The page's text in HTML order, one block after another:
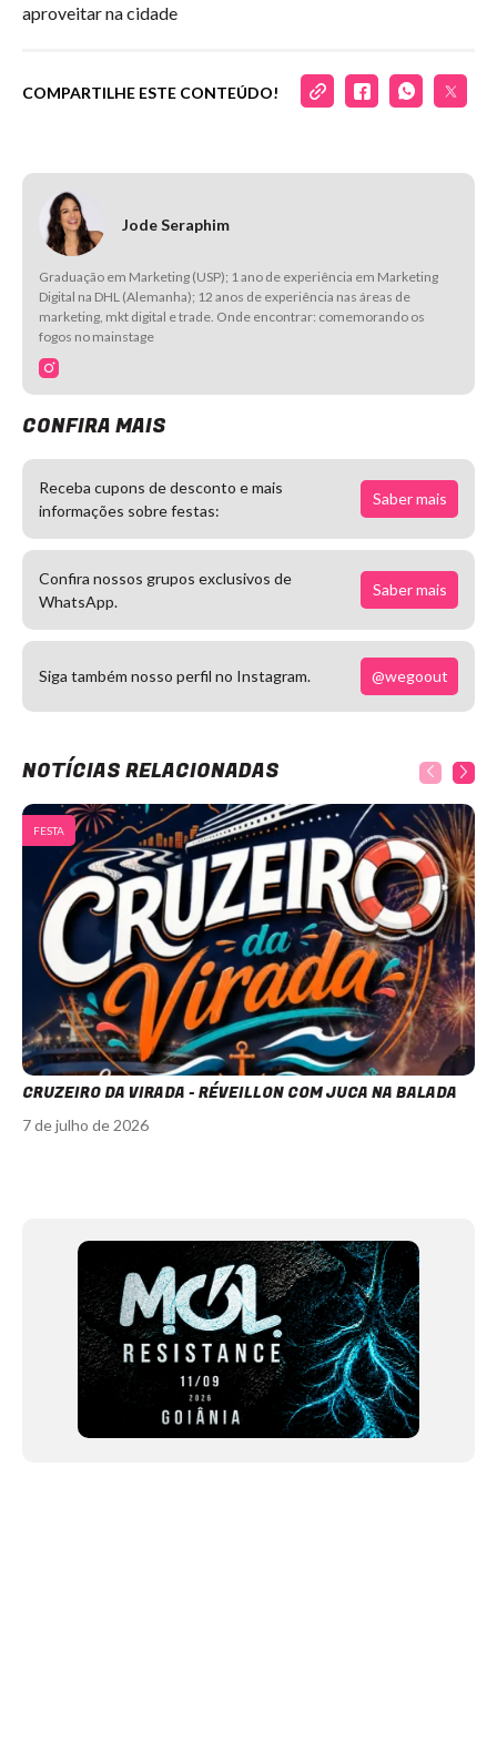
aproveitar na cidade
COMPARTILHE ESTE CONTEÚDO!
Jode Seraphim
Graduação em Marketing (USP); 1 ano de experiência em Marketing
Digital na DHL (Alemanha); 12 anos de experiência nas áreas de
marketing, mkt digital e trade. Onde encontrar: comemorando os
fogos no mainstage
CONFIRA MAIS
Receba cupons de desconto e mais
informações sobre festas:
Saber mais
Confira nossos grupos exclusivos de
WhatsApp.
Saber mais
Siga também nosso perfil no Instagram. @wegoout
NOTÍCIAS RELACIONADAS
FESTA
CRUZEIRO DA VIRADA - RÉVEILLON COM JUCA NA BALADA
7 de julho de 2026